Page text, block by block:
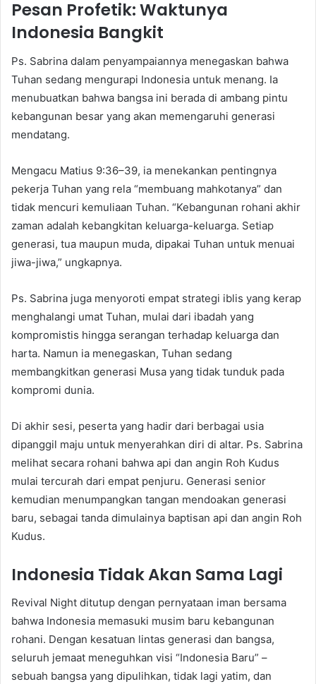
Pesan Profetik: Waktunya
Indonesia Bangkit
Ps. Sabrina dalam penyampaiannya menegaskan bahwa
Tuhan sedang mengurapi Indonesia untuk menang. Ia
menubuatkan bahwa bangsa ini berada di ambang pintu
kebangunan besar yang akan memengaruhi generasi
mendatang.
Mengacu Matius 9:36–39, ia menekankan pentingnya
pekerja Tuhan yang rela “membuang mahkotanya” dan
tidak mencuri kemuliaan Tuhan. “Kebangunan rohani akhir
zaman adalah kebangkitan keluarga-keluarga. Setiap
generasi, tua maupun muda, dipakai Tuhan untuk menuai
jiwa-jiwa,” ungkapnya.
Ps. Sabrina juga menyoroti empat strategi iblis yang kerap
menghalangi umat Tuhan, mulai dari ibadah yang
kompromistis hingga serangan terhadap keluarga dan
harta. Namun ia menegaskan, Tuhan sedang
membangkitkan generasi Musa yang tidak tunduk pada
kompromi dunia.
Di akhir sesi, peserta yang hadir dari berbagai usia
dipanggil maju untuk menyerahkan diri di altar. Ps. Sabrina
melihat secara rohani bahwa api dan angin Roh Kudus
mulai tercurah dari empat penjuru. Generasi senior
kemudian menumpangkan tangan mendoakan generasi
baru, sebagai tanda dimulainya baptisan api dan angin Roh
Kudus.
Indonesia Tidak Akan Sama Lagi
Revival Night ditutup dengan pernyataan iman bersama
bahwa Indonesia memasuki musim baru kebangunan
rohani. Dengan kesatuan lintas generasi dan bangsa,
seluruh jemaat meneguhkan visi “Indonesia Baru” –
sebuah bangsa yang dipulihkan, tidak lagi yatim, dan